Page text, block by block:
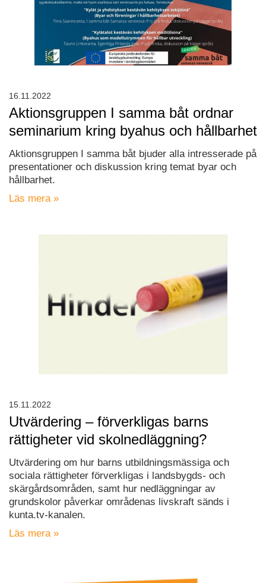
Aktionsgruppen I samma båt ordnar
seminarium kring byahus och hållbarhet
Aktionsgruppen I samma båt bjuder alla intresserade på
presentationer och diskussion kring temat byar och
hållbarhet.
Läs mera »
16.11.2022
Utvärdering – förverkligas barns
rättigheter vid skolnedläggning?
Utvärdering om hur barns utbildningsmässiga och
sociala rättigheter förverkligas i landsbygds- och
skärgårdsområden, samt hur nedläggningar av
grundskolor påverkar områdenas livskraft sänds i
kunta.tv-kanalen.
Läs mera »
15.11.2022